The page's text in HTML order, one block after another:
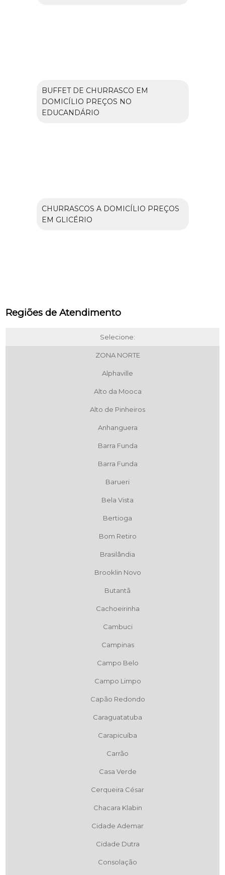
BUFFET DE CHURRASCO EM
DOMICÍLIO PREÇOS NO
EDUCANDÁRIO
CHURRASCOS A DOMICÍLIO PREÇOS
EM GLICÉRIO
Regiões de Atendimento
Selecione:
ZONA NORTE
Alphaville
Alto da Mooca
Alto de Pinheiros
Anhanguera
Barra Funda
Barra Funda
Barueri
Bela Vista
Bertioga
Bom Retiro
Brasilândia
Brooklin Novo
Butantã
Cachoeirinha
Cambuci
Campinas
Campo Belo
Campo Limpo
Capão Redondo
Caraguatatuba
Carapicuíba
Carrão
Casa Verde
Cerqueira César
Chacara Klabin
Cidade Ademar
Cidade Dutra
Consolação